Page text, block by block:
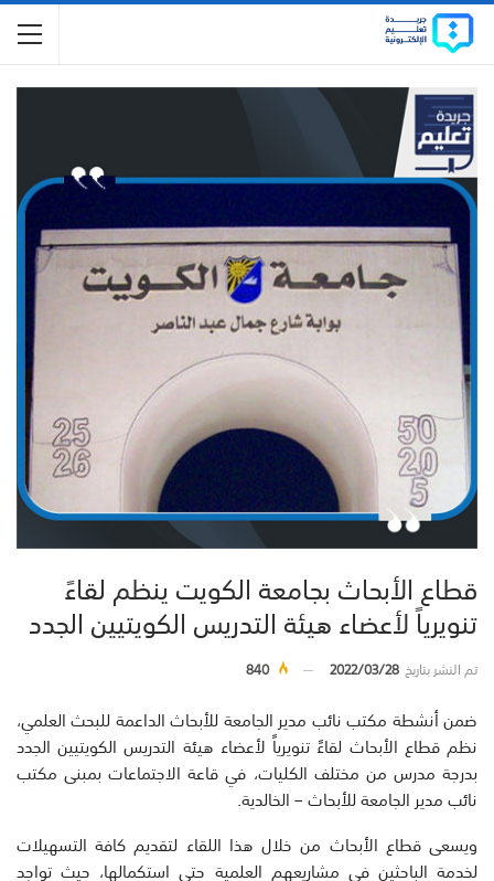
قطاع الأبحاث بجامعة الكويت ينظم لقاءً
تنويرياً لأعضاء هيئة التدريس الكويتيين الجدد
تم النشر بتاريخ2022/03/28
840
ضمن أنشطة مكتب نائب مدير الجامعة للأبحاث الداعمة للبحث العلمي،
نظم قطاع الأبحاث لقاءً تنويرياً لأعضاء هيئة التدريس الكويتيين الجدد
بدرجة مدرس من مختلف الكليات، في قاعة الاجتماعات بمبنى مكتب
نائب مدير الجامعة للأبحاث – الخالدية.
ويسعى قطاع الأبحاث من خلال هذا اللقاء لتقديم كافة التسهيلات
لخدمة الباحثين في مشاريعهم العلمية حتى استكمالها، حيث تواجد